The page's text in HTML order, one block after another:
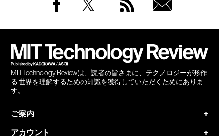
MIT Technology Reviewは、読者の皆さまに、テクノロジーが形作
る 世界を理解するための知識を獲得していただくためにありま
す。
ご案内
+
アカウント
+